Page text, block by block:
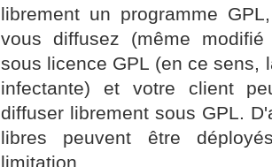
librement un programme
vous diffusez (même
sous licence GPL (en ce sens,
infectante) et votre client
diffuser librement sous GPL.
libres peuvent être
limitation.